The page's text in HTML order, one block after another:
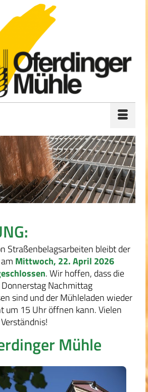
Straßenbelagsarbeiten bleibt der
Mittwoch, 22. April 2026
. Wir hoffen, dass die
Nachmittag
sind und der Mühleladen wieder
um 15 Uhr öffnen kann. Vielen
Mühle